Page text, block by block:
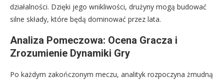
działalności. Dzięki jego wnikliwości, drużyny mogą budować
silne składy, które będą dominować przez lata.
Analiza Pomeczowa: Ocena Gracza i
Zrozumienie Dynamiki Gry
Po każdym zakończonym meczu, analityk rozpoczyna żmudną